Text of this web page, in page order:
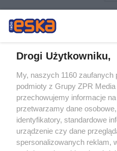
Żaden utwór zamieszczony w
rozpowszechniany lub dalej
tym także elektroniczny lub
eksploatacji w jakiejkolwiek formie,
Internecie bez pisemnej zgody
wykorzystanie utworów w całości
tzn. bez właściwej zgody, jest
ścigane prawnie.
Drogi Użytkowniku,
My, naszych 1160 zaufanych
podmioty z Grupy ZPR
przechowujemy informacje
przetwarzamy dane
identyfikatory, standardowe
urządzenie czy dane
spersonalizowanych reklam,